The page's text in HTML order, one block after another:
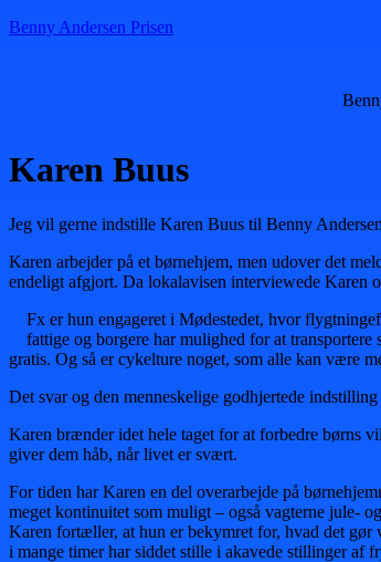
Benny Andersen Prisen
Karen Buus
Jeg vil gerne indstille Karen Buus til Benny
Karen arbejder på et børnehjem, men udover det
endeligt afgjort. Da lokalavisen interviewede Karen
Fx er hun engageret i Mødestedet, hvor
fattige og borgere har mulighed for at
gratis. Og så er cykelture noget, som alle kan være
Det svar og den menneskelige godhjertede
Karen brænder idet hele taget for at forbedre børns
giver dem håb, når livet er svært.
For tiden har Karen en del overarbejde på
meget kontinuitet som muligt – også vagterne jule-
Karen fortæller, at hun er bekymret for, hvad det
i mange timer har siddet stille i akavede stillinger